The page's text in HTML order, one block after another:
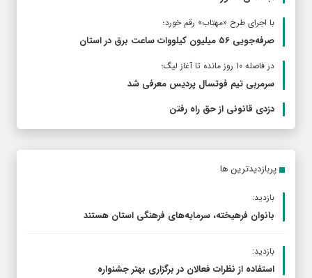
با اجرای طرح «مهتاب» رقم خورد؛
صرفه‌جویی ۵۶ میلیون کیلووات‌ ساعت برق در استان
در فاصله 10 روز مانده تا آغاز لیگ؛
سرمربی تیم فوتسال پردیس معرفی شد
دزدی قانونی از حق راه رفتن
پربازدیدترین ها
بازدید:
بانوان فرهیخته، سرمایه‌های فرهنگی استان هستند
بازدید:
استفاده از نظرات فعالان در برگزاری بهتر جشنواره